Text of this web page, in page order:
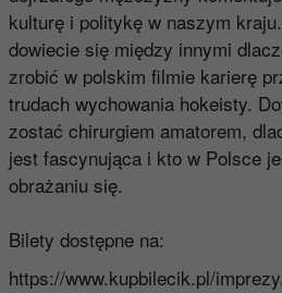
kulturę i politykę w naszym
dowiecie się między innymi
zrobić w polskim filmie karierę
trudach wychowania hokeisty.
zostać chirurgiem amatorem,
jest fascynująca i kto w Polsce
obrażaniu się.
Bilety dostępne na:
https://www.kupbilecik.pl/